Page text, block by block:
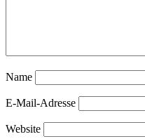
Name
E-Mail-Adresse
Website